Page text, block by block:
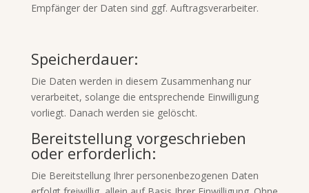
Empfänger der Daten sind ggf. Auftragsverarbeiter.
Speicherdauer:
Die Daten werden in diesem Zusammenhang nur
verarbeitet, solange die entsprechende Einwilligung
vorliegt. Danach werden sie gelöscht.
Bereitstellung vorgeschrieben
oder erforderlich:
Die Bereitstellung Ihrer personenbezogenen Daten